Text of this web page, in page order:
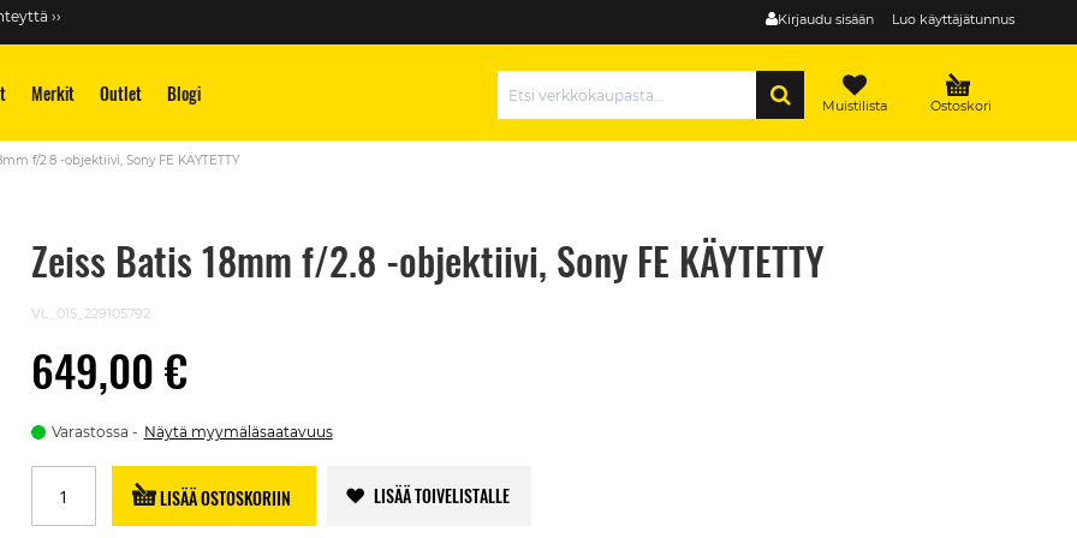
Kirjaudu sisään Luo käyttäjätunnus
››
Merkit Outlet Blogi Ostoskori
Muistilista
f/2.8 -objektiivi, Sony FE KÄYTETTY
Zeiss Batis 18mm f/2.8 -objektiivi, Sony FE KÄYTETTY
VL_015_229105792
649,00 €
Varastossa Näytä myymäläsaatavuus
LISÄÄ OSTOSKORIIN LISÄÄ TOIVELISTALLE